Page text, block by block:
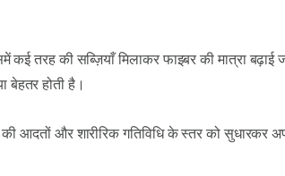
कई तरह की सब्ज़ियाँ मिलाकर फाइबर की मात्रा
बेहतर होती है।
आदतों और शारीरिक गतिविधि के स्तर को सुधारकर